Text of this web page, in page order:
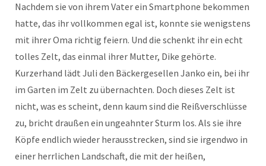
Nachdem sie von ihrem Vater ein Smartphone bekommen
hatte, das ihr vollkommen egal ist, konnte sie wenigstens
mit ihrer Oma richtig feiern. Und die schenkt ihr ein echt
tolles Zelt, das einmal ihrer Mutter, Dike gehörte.
Kurzerhand lädt Juli den Bäckergesellen Janko ein, bei ihr
im Garten im Zelt zu übernachten. Doch dieses Zelt ist
nicht, was es scheint, denn kaum sind die Reißverschlüsse
zu, bricht draußen ein ungeahnter Sturm los. Als sie ihre
Köpfe endlich wieder herausstrecken, sind sie irgendwo in
einer herrlichen Landschaft, die mit der heißen,